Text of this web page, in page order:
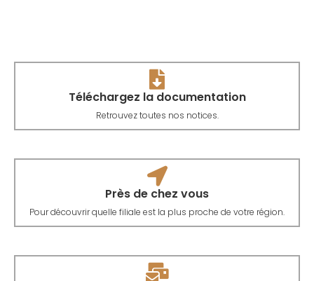
Téléchargez la documentation
Retrouvez toutes nos notices.
Près de chez vous
Pour découvrir quelle filiale est la plus proche de votre région.